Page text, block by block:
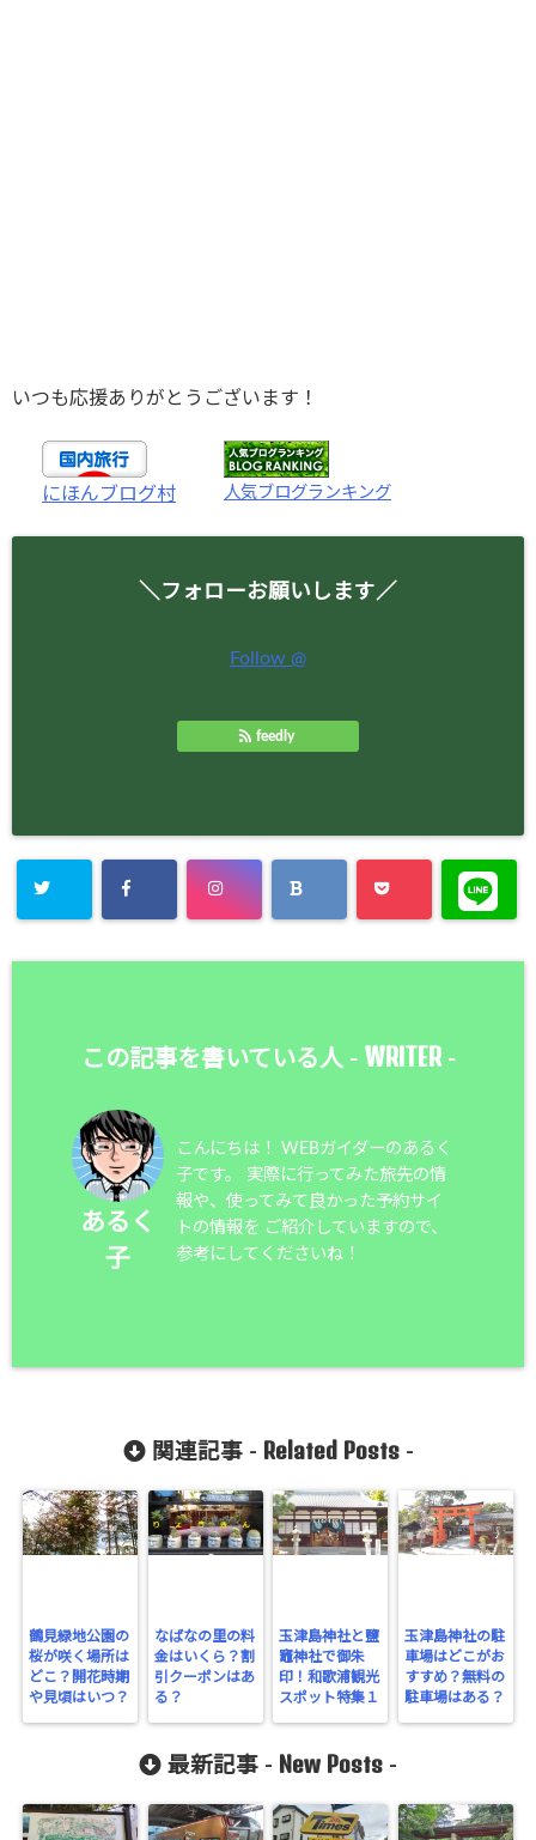
いつも応援ありがとうございます！
にほんブログ村 人気ブログランキング
＼フォローお願いします／
Follow @
feedly
この記事を書いている人 - WRITER-
あるく
子
こんにちは！ WEBガイダーのあるく
子です。 実際に行ってみた旅先の情
報や、使ってみて良かった予約サイ
トの情報を ご紹介していますので、
参考にしてくださいね！
関連記事 - Related Posts-
鶴見緑地公園の
桜が咲く場所は
どこ？開花時期
や見頃はいつ？
なばなの里の料
金はいくら？割
引クーポンはあ
る？
玉津島神社と鹽
竈神社で御朱
印！和歌浦観光
スポット特集１
玉津島神社の駐
車場はどこがお
すすめ？無料の
駐車場はある？
最新記事 - New Posts -